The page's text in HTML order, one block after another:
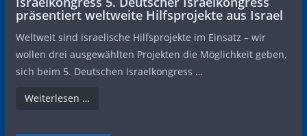
präsentiert weltweite Hilfsprojekte aus Israel
Weltweit sind israelische Hilfsprojekte im Einsatz – wir
wollen drei ausgewählten Projekten die Möglichkeit geben,
sich beim 5. Deutschen Israelkongress …
Weiterlesen …